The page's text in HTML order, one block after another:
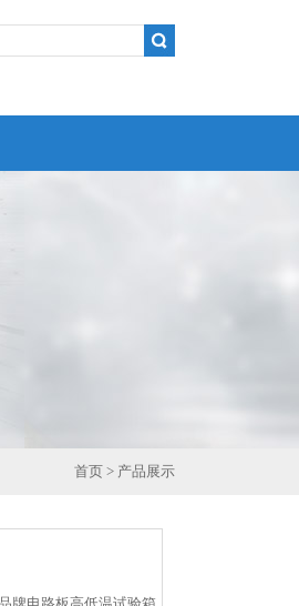
首页 > 产品展示